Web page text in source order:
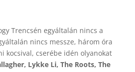
Trencsén egyáltalán nincs a
nincs messze, három óra
kocsival, cserébe idén olyanokat
Lykke Li, The Roots, The